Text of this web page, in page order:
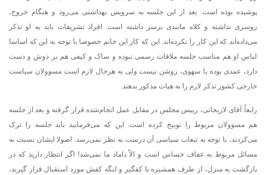
پوشیده بوده است. بعد از این جلسه به سرویس بهداشتی می‌رود و هنگام خروج،
روسری نداشته و کلاه مانندی برسر داشته است. افراد تشریفات باید به او تذکر
می‌داده‌اند که این کار را نکرده‌اند. این که کار این خانم خصوصا با توجه به این که اساسا
لباس او هم مناسب جلسه ملاقات رسمی نبوده و ساک و کیفی هم بر دوش و دست
دارد، عمدی بوده یا سهوی، روشن نیست ولی به هرحال لازم است مسوولان سیاست
خارجی کشور تذکر لازم را به هیات مذکور بدهند.
رابعاً آقای لاریجانی، رییس مجلس در مقابل عمل انجام‌شده قرار گرفته و بعد از جلسه
هم مسوولان مربوط را توبیخ کرده است. این که می‌فرمایید باید جلسه را ترک
می‌کردند، ‌با توجه به تبعات سیاسی آن درست به نظر نمی‌رسد. اصولا ایشان نسبت به
مسائل مربوط به عفاف حساس است و الاّ داماد ما نمی‌شد! اگر انتظار دارید که در
بازگشت به منزل، از طرف همشیره با کفگیر و لنگه کفش مورد استقبال قرار گیرند،